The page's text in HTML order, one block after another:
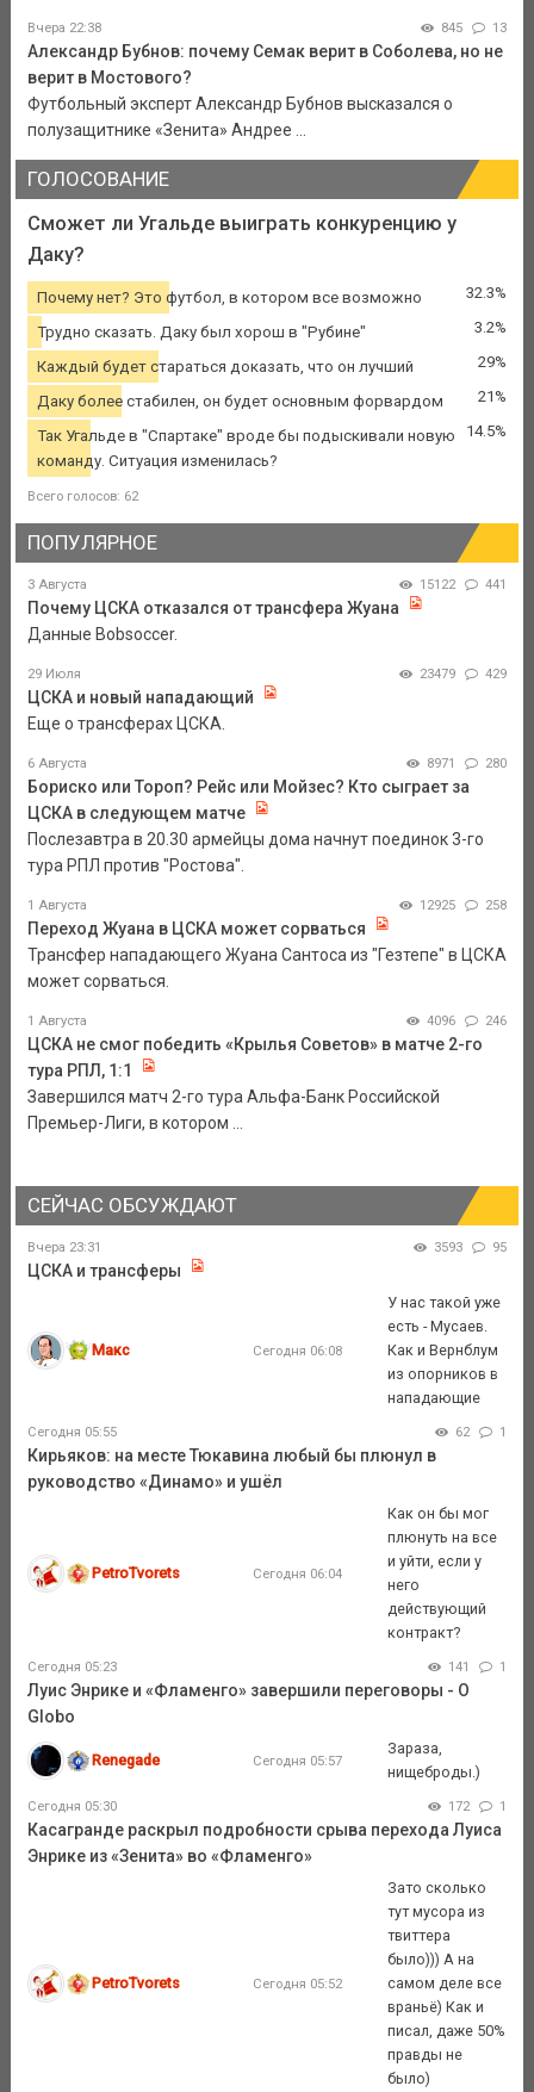
Вчера 22:38 845 13
Александр Бубнов: почему Семак верит в Соболева, но не
верит в Мостового?
Футбольный эксперт Александр Бубнов высказался о
полузащитнике «Зенита» Андрее ...
ГОЛОСОВАНИЕ
Сможет ли Угальде выиграть конкуренцию у
Даку?
Почему нет? Это футбол, в котором все возможно 32.3%
Трудно сказать. Даку был хорош в "Рубине" 3.2%
Каждый будет стараться доказать, что он лучший 29%
Даку более стабилен, он будет основным форвардом 21%
Так Угальде в "Спартаке" вроде бы подыскивали новую
команду. Ситуация изменилась?
14.5%
Всего голосов: 62
ПОПУЛЯРНОЕ
3 Августа 15122 441
Почему ЦСКА отказался от трансфера Жуана
Данные Bobsoccer.
29 Июля 23479 429
ЦСКА и новый нападающий
Еще о трансферах ЦСКА.
6 Августа 8971 280
Бориско или Тороп? Рейс или Мойзес? Кто сыграет за
ЦСКА в следующем матче
Послезавтра в 20.30 армейцы дома начнут поединок 3-го
тура РПЛ против "Ростова".
1 Августа 12925 258
Переход Жуана в ЦСКА может сорваться
Трансфер нападающего Жуана Сантоса из "Гезтепе" в ЦСКА
может сорваться.
1 Августа 4096 246
ЦСКА не смог победить «Крылья Советов» в матче 2-го
тура РПЛ, 1:1
Завершился матч 2-го тура Альфа-Банк Российской
Премьер-Лиги, в котором ...
СЕЙЧАС ОБСУЖДАЮТ
Вчера 23:31 3593 95
ЦСКА и трансферы
Макс Сегодня 06:08
У нас такой уже
есть - Мусаев.
Как и Вернблум
из опорников в
нападающие
Сегодня 05:55 62 1
Кирьяков: на месте Тюкавина любый бы плюнул в
руководство «Динамо» и ушёл
PetroTvorets Сегодня 06:04
Как он бы мог
плюнуть на все
и уйти, если у
него
действующий
контракт?
Сегодня 05:23 141 1
Луис Энрике и «Фламенго» завершили переговоры - O
Globo
Renegade Сегодня 05:57
Зараза,
нищеброды.)
Сегодня 05:30 172 1
Касагранде раскрыл подробности срыва перехода Луиса
Энрике из «Зенита» во «Фламенго»
PetroTvorets Сегодня 05:52
Зато сколько
тут мусора из
твиттера
было))) А на
самом деле все
враньё) Как и
писал, даже 50%
правды не
было)